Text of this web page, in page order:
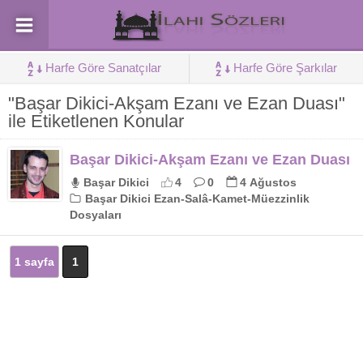
Harfe Göre Sanatçılar Harfe Göre Şarkılar
"Başar Dikici-Akşam Ezanı ve Ezan Duası"
ile Etiketlenen Konular
Başar Dikici-Akşam Ezanı ve Ezan Duası
Başar Dikici 4 0
4 Ağustos
Başar Dikici Ezan-Salâ-Kamet-Müezzinlik
Dosyaları
1 sayfa 1